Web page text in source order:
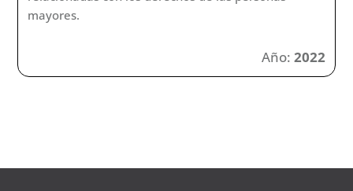
mayores.
Año: 2022